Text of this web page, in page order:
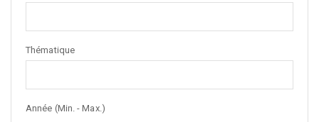
Thématique
Année (Min. - Max.)